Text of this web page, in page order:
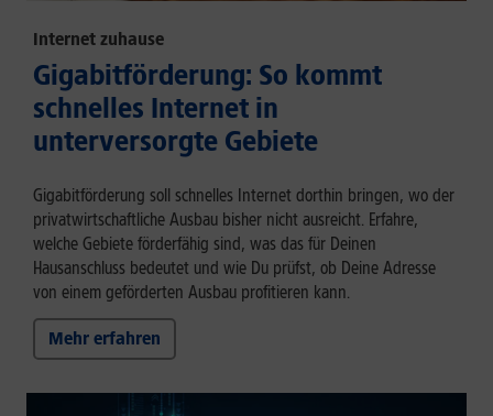
Internet zuhause
Gigabitförderung: So kommt
schnelles Internet in
unterversorgte Gebiete
Gigabitförderung soll schnelles Internet dorthin bringen, wo der
privatwirtschaftliche Ausbau bisher nicht ausreicht. Erfahre,
welche Gebiete förderfähig sind, was das für Deinen
Hausanschluss bedeutet und wie Du prüfst, ob Deine Adresse
von einem geförderten Ausbau profitieren kann.
Mehr erfahren